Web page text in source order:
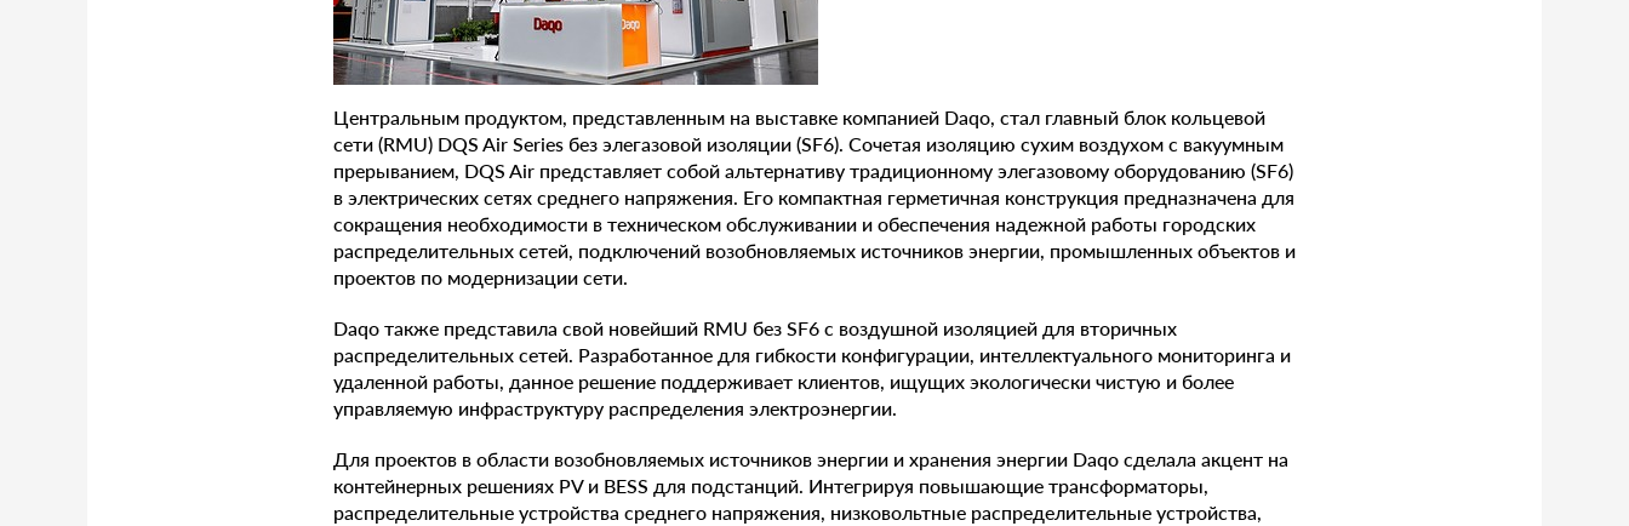
Центральным продуктом, представленным на выставке компанией Daqo, стал главный блок кольцевой
сети (RMU) DQS Air Series без элегазовой изоляции (SF6). Сочетая изоляцию сухим воздухом с вакуумным
прерыванием, DQS Air представляет собой альтернативу традиционному элегазовому оборудованию (SF6)
в электрических сетях среднего напряжения. Его компактная герметичная конструкция предназначена для
сокращения необходимости в техническом обслуживании и обеспечения надежной работы городских
распределительных сетей, подключений возобновляемых источников энергии, промышленных объектов и
проектов по модернизации сети.
Daqo также представила свой новейший RMU без SF6 с воздушной изоляцией для вторичных
распределительных сетей. Разработанное для гибкости конфигурации, интеллектуального мониторинга и
удаленной работы, данное решение поддерживает клиентов, ищущих экологически чистую и более
управляемую инфраструктуру распределения электроэнергии.
Для проектов в области возобновляемых источников энергии и хранения энергии Daqo сделала акцент на
контейнерных решениях PV и BESS для подстанций. Интегрируя повышающие трансформаторы,
распределительные устройства среднего напряжения, низковольтные распределительные устройства,